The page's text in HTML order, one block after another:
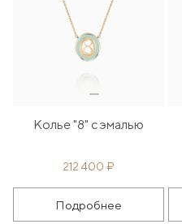
212 400 ₽
Колье "8" с эмалью
Подробнее